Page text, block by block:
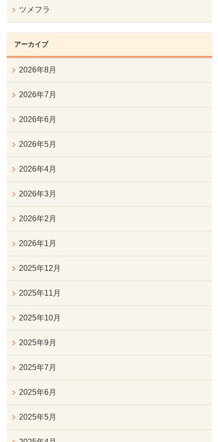
ツメフラ
アーカイブ
2026年8月
2026年7月
2026年6月
2026年5月
2026年4月
2026年3月
2026年2月
2026年1月
2025年12月
2025年11月
2025年10月
2025年9月
2025年7月
2025年6月
2025年5月